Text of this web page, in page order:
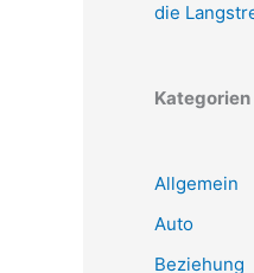
die
Kategorien
Allgemein
Auto
Beziehung